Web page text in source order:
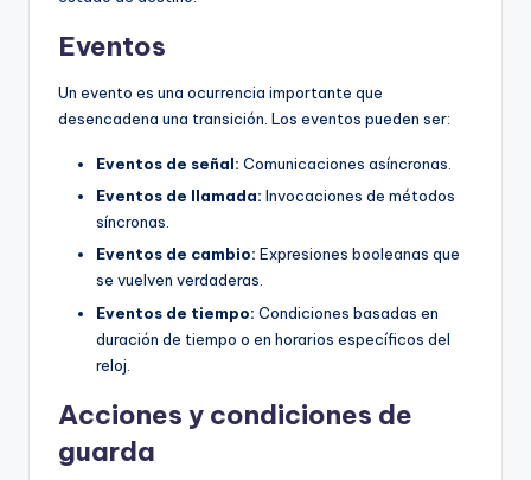
Eventos
Un evento es una ocurrencia importante que
desencadena una transición. Los eventos pueden ser:
Eventos de señal: Comunicaciones asíncronas.
Eventos de llamada: Invocaciones de métodos
síncronas.
Eventos de cambio: Expresiones booleanas que
se vuelven verdaderas.
Eventos de tiempo: Condiciones basadas en
duración de tiempo o en horarios específicos del
reloj.
Acciones y condiciones de
guarda